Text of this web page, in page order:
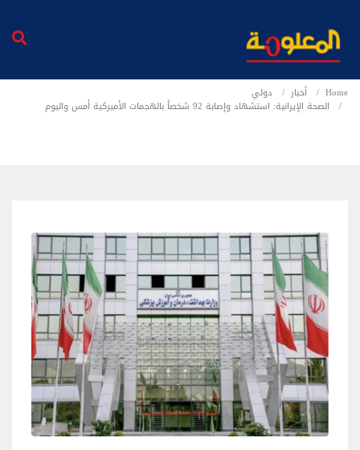
Home أخبار
دولي
الصحة الإيرانية: استشهاد وإصابة 92 شخصاً بالهجمات الأميركية أمس واليوم